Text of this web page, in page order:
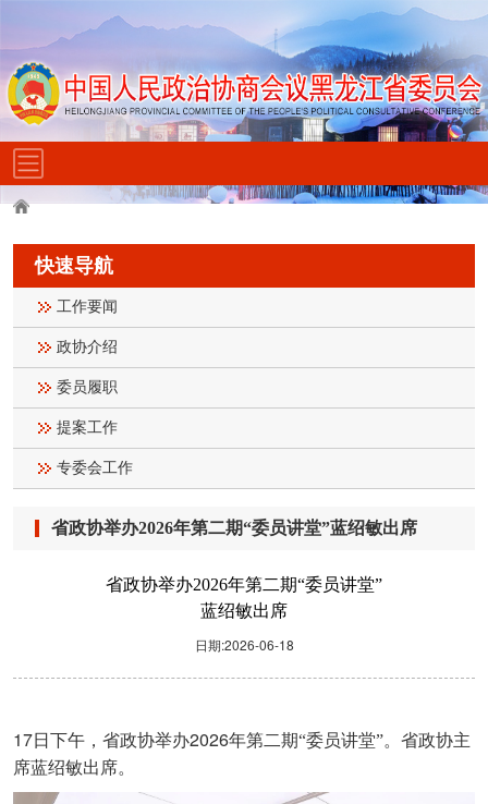
快速导航
工作要闻
政协介绍
委员履职
提案工作
专委会工作
省政协举办2026年第二期“委员讲堂”蓝绍敏出席
省政协举办2026年第二期“委员讲堂”
蓝绍敏出席
日期:2026-06-18
17日下午，省政协举办2026年第二期“委员讲堂”。省政协主
席蓝绍敏出席。